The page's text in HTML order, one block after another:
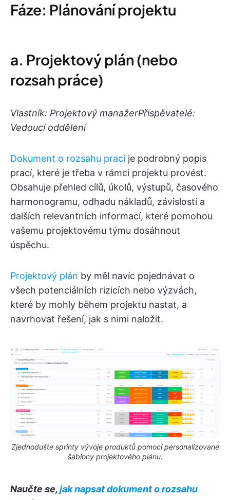
Fáze: Plánování projektu
a. Projektový plán (nebo
rozsah práce)
Vlastník: Projektový manažerPřispěvatelé:
Vedoucí oddělení
Dokument o rozsahu pracíje podrobný popis
prací, které je třeba v rámci projektu provést.
Obsahuje přehled cílů, úkolů, výstupů, časového
harmonogramu, odhadu nákladů, závislostí a
dalších relevantních informací, které pomohou
vašemu projektovému týmu dosáhnout
úspěchu.
Projektový plán by měl navíc pojednávat o
všech potenciálních rizicích nebo výzvách,
které by mohly během projektu nastat, a
navrhovat řešení, jak s nimi naložit.
Zjednodušte sprinty vývoje produktů pomocí personalizované
šablony projektového plánu.
Naučte se,jak napsat dokument o rozsahu